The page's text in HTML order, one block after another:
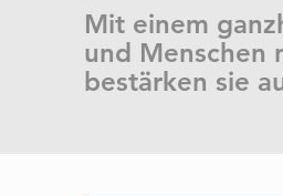
Mit einem
und Menschen
bestärken sie